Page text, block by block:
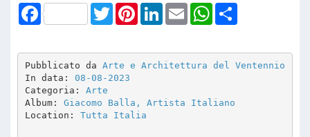
Facebook TwitterPinterestLinkedInEmail WhatsApp
Pubblicato da Arte e Architettura del Ventennio
In data: 08-08-2023
Categoria: Arte
Album: Giacomo Balla, Artista Italiano
Location: Tutta Italia